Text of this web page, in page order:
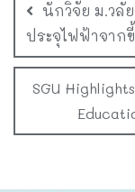
นักวิจัย ม.ว
ประจุไฟฟ้าจาก
SGU